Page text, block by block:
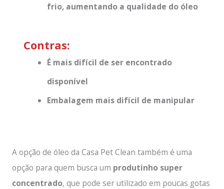
frio, aumentando a qualidade do óleo
Contras:
É mais difícil de ser encontrado
disponível
Embalagem mais difícil de manipular
A opção de óleo da Casa Pet Clean também é uma
opção para quem busca um produtinho super
concentrado, que pode ser utilizado em poucas gotas